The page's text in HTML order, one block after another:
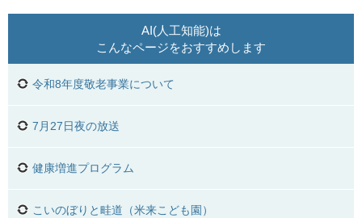
AI(人工知能)は
こんなページをおすすめします
令和8年度敬老事業について
7月27日夜の放送
健康増進プログラム
こいのぼりと畦道（米来こども園）